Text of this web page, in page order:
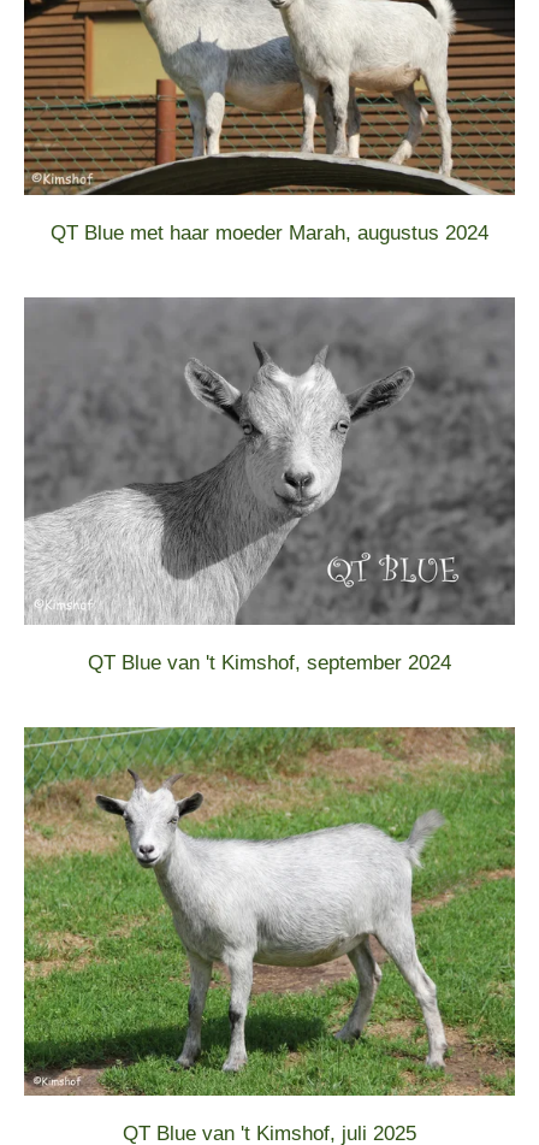
QT Blue met haar moeder Marah, augustus 2024
QT Blue van 't Kimshof, september 2024
QT Blue van 't Kimshof, juli 2025